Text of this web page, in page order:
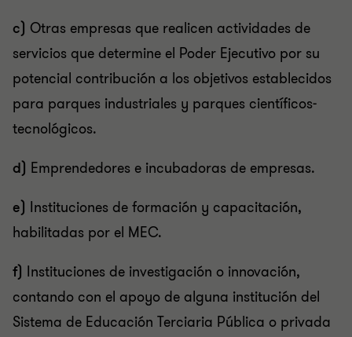
c) Otras empresas que realicen actividades de
servicios que determine el Poder Ejecutivo por su
potencial contribución a los objetivos establecidos
para parques industriales y parques científicos-
tecnológicos.
d) Emprendedores e incubadoras de empresas.
e) Instituciones de formación y capacitación,
habilitadas por el MEC.
f) Instituciones de investigación o innovación,
contando con el apoyo de alguna institución del
Sistema de Educación Terciaria Pública o privada